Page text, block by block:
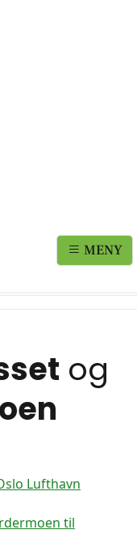
MENY
og
Lufthavn
til